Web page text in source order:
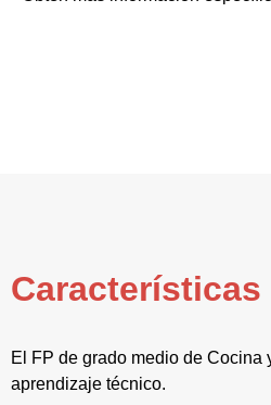
Características
El FP de grado medio de Cocina
aprendizaje técnico.